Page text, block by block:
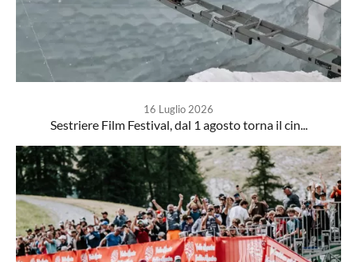
16 Luglio 2026
Sestriere Film Festival, dal 1 agosto torna il cin...